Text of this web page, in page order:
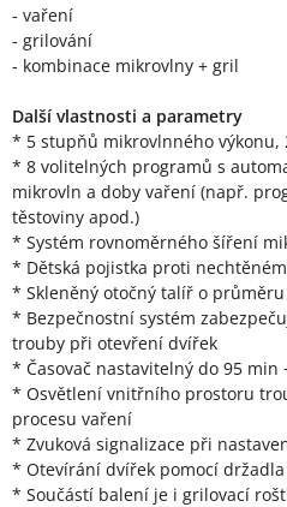
- vaření
- grilování
- kombinace mikrovlny + gril
Další vlastnosti a parametry
* 5 stupňů mikrovlnného výkonu,
* 8 volitelných programů s
mikrovln a doby vaření (např.
těstoviny apod.)
* Systém rovnoměrného šíření
* Dětská pojistka proti
* Skleněný otočný talíř o průměru
* Bezpečnostní systém
trouby při otevření dvířek
* Časovač nastavitelný do 95
* Osvětlení vnitřního prostoru
procesu vaření
* Zvuková signalizace při
* Otevírání dvířek pomocí držadla
* Součástí balení je i grilovací rošt